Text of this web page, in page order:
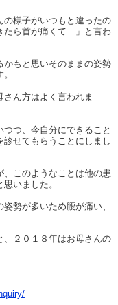
の様子がいつもと違ったの
たら首が痛くて…」と言わ
かもと思いそのままの姿勢
ん方はよく言われま
つ、今自分にできること
せてもらうことにしまし
このようなことは他の患
いました。
勢が多いため腰が痛い、
、２０１８年はお母さんの